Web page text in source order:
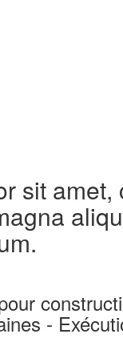
sit
-